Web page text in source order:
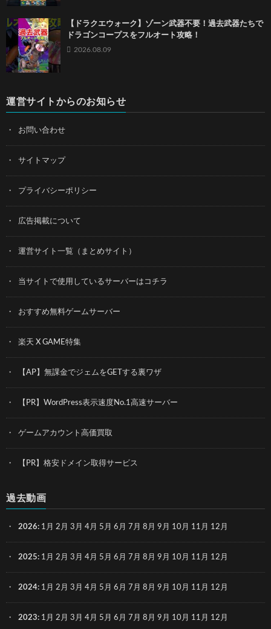
【ドラクエウォーク】ゾーン武器不要！過去武器たちで
ドラゴンコープスをフルオート攻略！
2026.08.09
運営サイトからのお知らせ
お問い合わせ
サイトマップ
プライバシーポリシー
広告掲載について
運営サイト一覧（まとめサイト）
当サイトで使用しているサーバーはコチラ
おすすめ無料ゲームサーバー
楽天 X GAME特集
【AP】無課金でジェムをGETする裏ワザ
【PR】WordPress表示速度No.1高速サーバー
ゲームアカウント高価買取
【PR】格安ドメイン取得サービス
過去動画
2026: 1月 2月 3月 4月 5月 6月 7月 8月 9月 10月 11月 12月
2025: 1月 2月 3月 4月 5月 6月 7月 8月 9月 10月 11月 12月
2024: 1月 2月 3月 4月 5月 6月 7月 8月 9月 10月 11月 12月
2023: 1月 2月 3月 4月 5月 6月 7月 8月 9月 10月 11月 12月